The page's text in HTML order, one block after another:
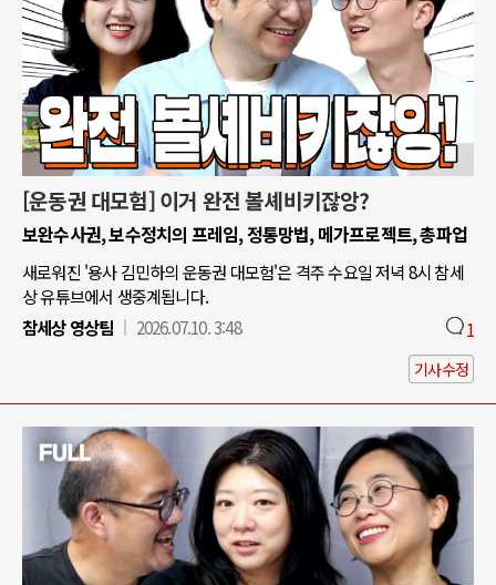
[운동권 대모험] 이거 완전 볼셰비키잖앙?
보완수사권, 보수정치의 프레임, 정통망법, 메가프로젝트, 총파업
새로워진 '용사 김민하의 운동권 대모험'은 격주 수요일 저녁 8시 참세
상 유튜브에서 생중계됩니다.
참세상 영상팀
2026.07.10. 3:48 1
기사수정